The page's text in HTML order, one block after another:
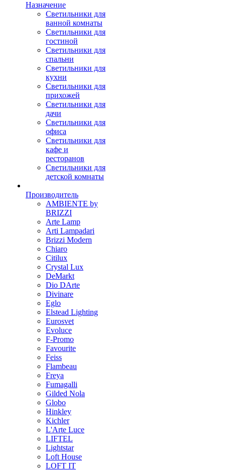
Назначение
Светильники для
ванной комнаты
Светильники для
гостиной
Светильники для
спальни
Светильники для
кухни
Светильники для
прихожей
Светильники для
дачи
Светильники для
офиса
Светильники для
кафе и
ресторанов
Светильники для
детской комнаты
Производитель
AMBIENTE by
BRIZZI
Arte Lamp
Arti Lampadari
Brizzi Modern
Chiaro
Citilux
Crystal Lux
DeMarkt
Dio DArte
Divinare
Eglo
Elstead Lighting
Eurosvet
Evoluce
F-Promo
Favourite
Feiss
Flambeau
Freya
Fumagalli
Gilded Nola
Globo
Hinkley
Kichler
L'Arte Luce
LIFTEL
Lightstar
Loft House
LOFT IT